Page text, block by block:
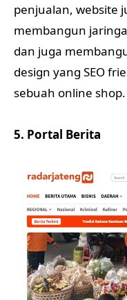
penjualan, website
membangun
dan juga
design yang SEO
sebuah online shop.
5. Portal Berita